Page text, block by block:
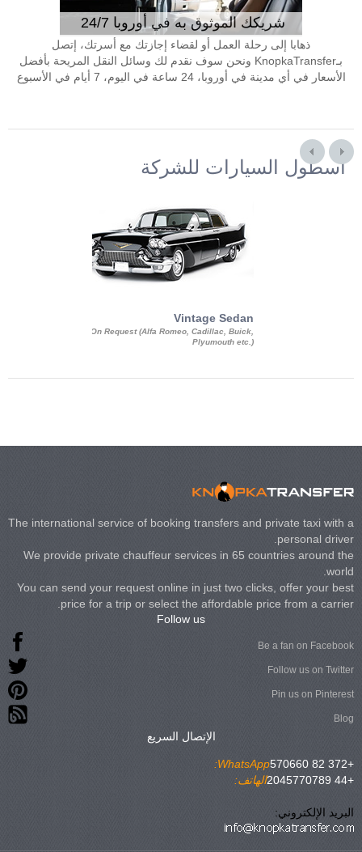
شريكك الموثوق به في أوروبا 24/7
ذهابا إلى رحلة العمل أو لقضاء إجازتك مع أسرتك، إتصل
بـKnopkaTransfer ونحن سوف نقدم لك وسائل النقل المريحة بأفضل
الأسعار في أي مدينة في أوروبا، 24 ساعة في اليوم، 7 أيام في الأسبوع
أسطول السيارات للشركة
Vintage Sedan
On Request (Alfa Romeo, Cadillac, Buick,
Plyumouth etc.)
The international service of booking transfers and private taxi with a
personal driver.
We provide private chauffeur services in 65 countries around the
world.
You can send your request online in just two clicks, offer your best
price for a trip or select the affordable price from a carrier.
Follow us
Be a fan on Facebook
Follow us on Twitter
Pin us on Pinterest
Blog
الإتصال السريع
WhatsApp:
+372 82 570660
الهاتف:
+44 2045770789
البريد الإلكتروني: